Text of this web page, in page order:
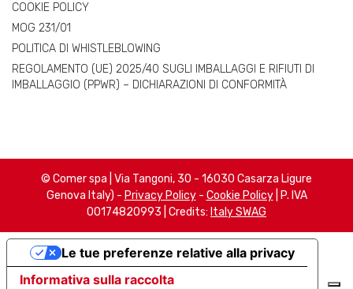
COOKIE POLICY
MOG 231/01
POLITICA DI WHISTLEBLOWING
REGOLAMENTO (UE) 2025/40 SUGLI IMBALLAGGI E RIFIUTI DI
IMBALLAGGIO (PPWR) – DICHIARAZIONI DI CONFORMITÀ
© Comer spa | Via Tangoni, 30 - 16030 Casarza Ligure
Genova Italy) - Privacy Policy- Cookie Policy| P. IVA
00174820993 | Credits: Italy SWAG
Informativa sulla raccolta
Le tue preferenze relative alla privacy